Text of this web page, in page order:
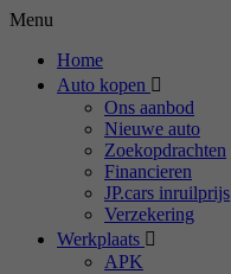
Menu
Home
Auto kopen
Ons aanbod
Nieuwe auto
Zoekopdrachten
Financieren
JP.cars inruilprijs
Verzekering
Werkplaats
APK